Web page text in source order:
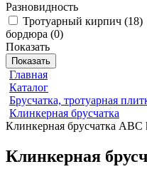
Разновидность
Тротуарный кирпич (18)
бордюра (0)
Показать
Показать
Главная
Каталог
Брусчатка, тротуарная
Клинкерная брусчатка
Клинкерная брусчатка ABC
Клинкерная